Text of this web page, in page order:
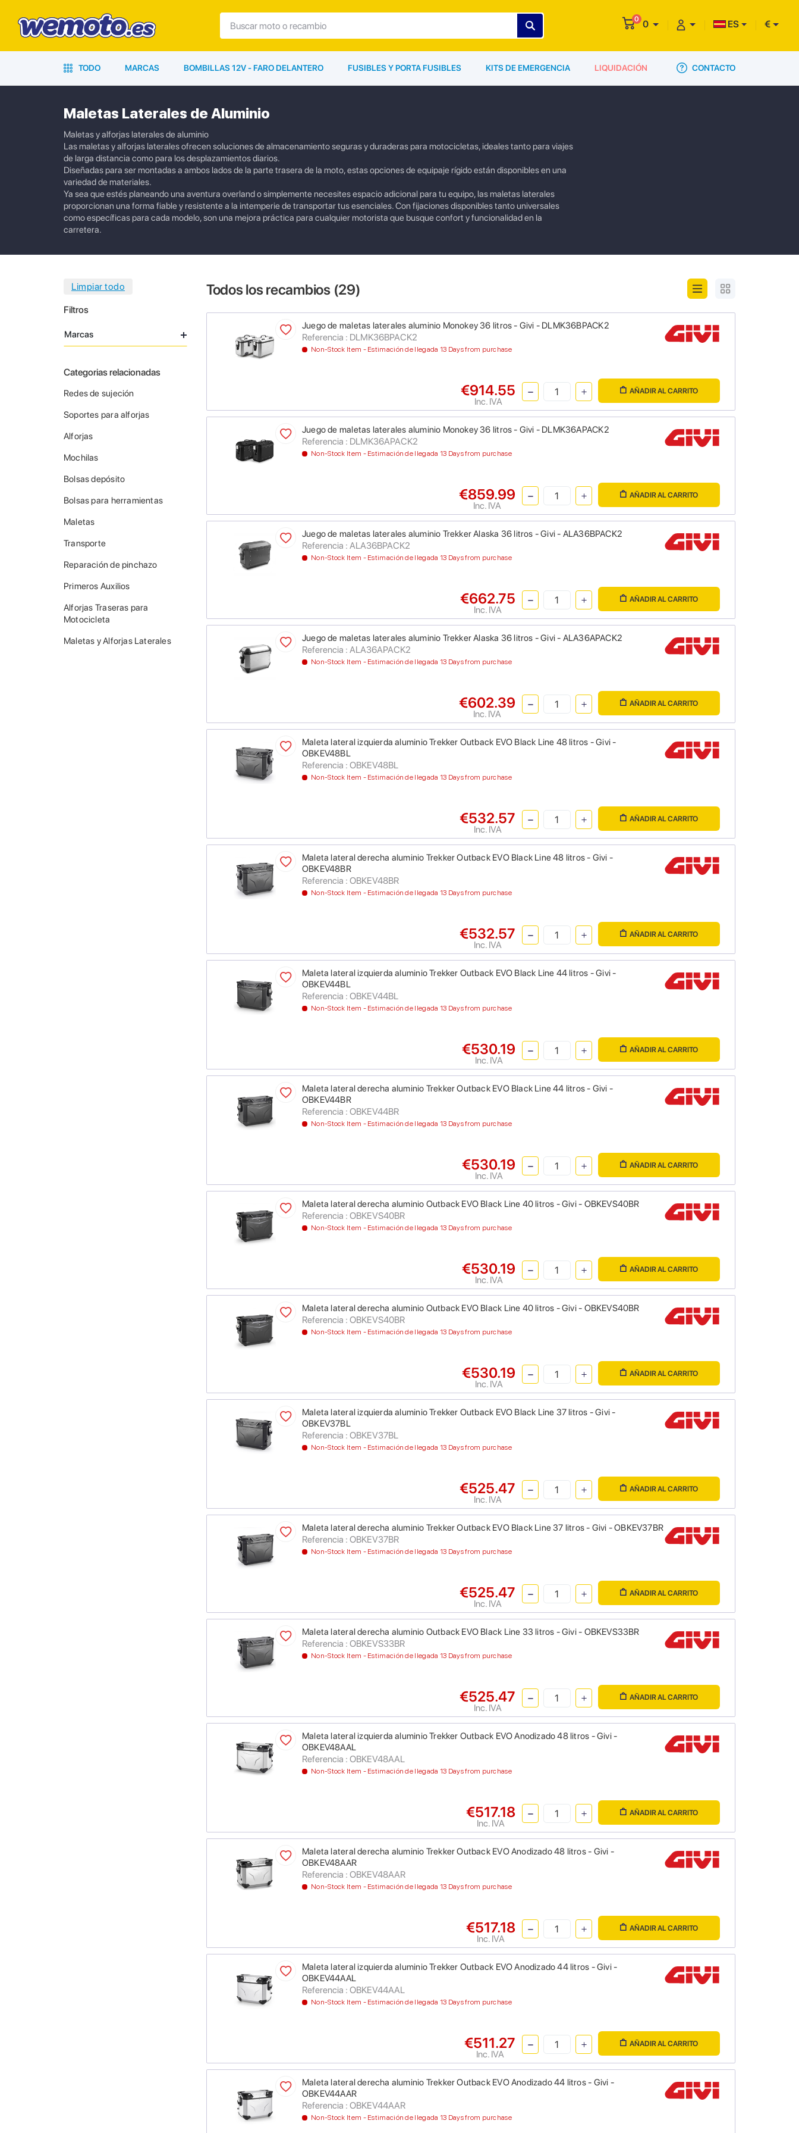
0 0 ES €
TODO MARCAS BOMBILLAS 12V - FARO DELANTERO FUSIBLES Y PORTA FUSIBLES KITS DE EMERGENCIA LIQUIDACIÓN CONTACTO
Maletas Laterales de Aluminio
Maletas y alforjas laterales de aluminio
Las maletas y alforjas laterales ofrecen soluciones de almacenamiento seguras y duraderas para motocicletas, ideales tanto para viajes
de larga distancia como para los desplazamientos diarios.
Diseñadas para ser montadas a ambos lados de la parte trasera de la moto, estas opciones de equipaje rígido están disponibles en una
variedad de materiales.
Ya sea que estés planeando una aventura overland o simplemente necesites espacio adicional para tu equipo, las maletas laterales
proporcionan una forma fiable y resistente a la intemperie de transportar tus esenciales. Con fijaciones disponibles tanto universales
como específicas para cada modelo, son una mejora práctica para cualquier motorista que busque confort y funcionalidad en la
carretera.
Filtros
Marcas
Categorias relacionadas
Redes de sujeción
Soportes para alforjas
Alforjas
Mochilas
Bolsas depósito
Bolsas para herramientas
Maletas
Transporte
Reparación de pinchazo
Primeros Auxilios
Alforjas Traseras para
Motocicleta
Maletas y Alforjas Laterales
Todos los recambios (29)
Juego de maletas laterales aluminio Monokey 36 litros - Givi - DLMK36BPACK2
Referencia : DLMK36BPACK2
Non-Stock Item - Estimación de llegada 13 Days from purchase
€914.55
Inc. IVA
AÑADIR AL CARRITO
Juego de maletas laterales aluminio Monokey 36 litros - Givi - DLMK36APACK2
Referencia : DLMK36APACK2
Non-Stock Item - Estimación de llegada 13 Days from purchase
€859.99
Inc. IVA
AÑADIR AL CARRITO
Juego de maletas laterales aluminio Trekker Alaska 36 litros - Givi - ALA36BPACK2
Referencia : ALA36BPACK2
Non-Stock Item - Estimación de llegada 13 Days from purchase
€662.75
Inc. IVA
AÑADIR AL CARRITO
Juego de maletas laterales aluminio Trekker Alaska 36 litros - Givi - ALA36APACK2
Referencia : ALA36APACK2
Non-Stock Item - Estimación de llegada 13 Days from purchase
€602.39
Inc. IVA
AÑADIR AL CARRITO
Maleta lateral izquierda aluminio Trekker Outback EVO Black Line 48 litros - Givi -
OBKEV48BL
Referencia : OBKEV48BL
Non-Stock Item - Estimación de llegada 13 Days from purchase
€532.57
Inc. IVA
AÑADIR AL CARRITO
Maleta lateral derecha aluminio Trekker Outback EVO Black Line 48 litros - Givi -
OBKEV48BR
Referencia : OBKEV48BR
Non-Stock Item - Estimación de llegada 13 Days from purchase
€532.57
Inc. IVA
AÑADIR AL CARRITO
Maleta lateral izquierda aluminio Trekker Outback EVO Black Line 44 litros - Givi -
OBKEV44BL
Referencia : OBKEV44BL
Non-Stock Item - Estimación de llegada 13 Days from purchase
€530.19
Inc. IVA
AÑADIR AL CARRITO
Maleta lateral derecha aluminio Trekker Outback EVO Black Line 44 litros - Givi -
OBKEV44BR
Referencia : OBKEV44BR
Non-Stock Item - Estimación de llegada 13 Days from purchase
€530.19
Inc. IVA
AÑADIR AL CARRITO
Maleta lateral derecha aluminio Outback EVO Black Line 40 litros - Givi - OBKEVS40BR
Referencia : OBKEVS40BR
Non-Stock Item - Estimación de llegada 13 Days from purchase
€530.19
Inc. IVA
AÑADIR AL CARRITO
Maleta lateral derecha aluminio Outback EVO Black Line 40 litros - Givi - OBKEVS40BR
Referencia : OBKEVS40BR
Non-Stock Item - Estimación de llegada 13 Days from purchase
€530.19
Inc. IVA
AÑADIR AL CARRITO
Maleta lateral izquierda aluminio Trekker Outback EVO Black Line 37 litros - Givi -
OBKEV37BL
Referencia : OBKEV37BL
Non-Stock Item - Estimación de llegada 13 Days from purchase
€525.47
Inc. IVA
AÑADIR AL CARRITO
Maleta lateral derecha aluminio Trekker Outback EVO Black Line 37 litros - Givi - OBKEV37BR
Referencia : OBKEV37BR
Non-Stock Item - Estimación de llegada 13 Days from purchase
€525.47
Inc. IVA
AÑADIR AL CARRITO
Maleta lateral derecha aluminio Outback EVO Black Line 33 litros - Givi - OBKEVS33BR
Referencia : OBKEVS33BR
Non-Stock Item - Estimación de llegada 13 Days from purchase
€525.47
Inc. IVA
AÑADIR AL CARRITO
Maleta lateral izquierda aluminio Trekker Outback EVO Anodizado 48 litros - Givi -
OBKEV48AAL
Referencia : OBKEV48AAL
Non-Stock Item - Estimación de llegada 13 Days from purchase
€517.18
Inc. IVA
AÑADIR AL CARRITO
Maleta lateral derecha aluminio Trekker Outback EVO Anodizado 48 litros - Givi -
OBKEV48AAR
Referencia : OBKEV48AAR
Non-Stock Item - Estimación de llegada 13 Days from purchase
€517.18
Inc. IVA
AÑADIR AL CARRITO
Maleta lateral izquierda aluminio Trekker Outback EVO Anodizado 44 litros - Givi -
OBKEV44AAL
Referencia : OBKEV44AAL
Non-Stock Item - Estimación de llegada 13 Days from purchase
€511.27
Inc. IVA
AÑADIR AL CARRITO
Maleta lateral derecha aluminio Trekker Outback EVO Anodizado 44 litros - Givi -
OBKEV44AAR
Referencia : OBKEV44AAR
Non-Stock Item - Estimación de llegada 13 Days from purchase